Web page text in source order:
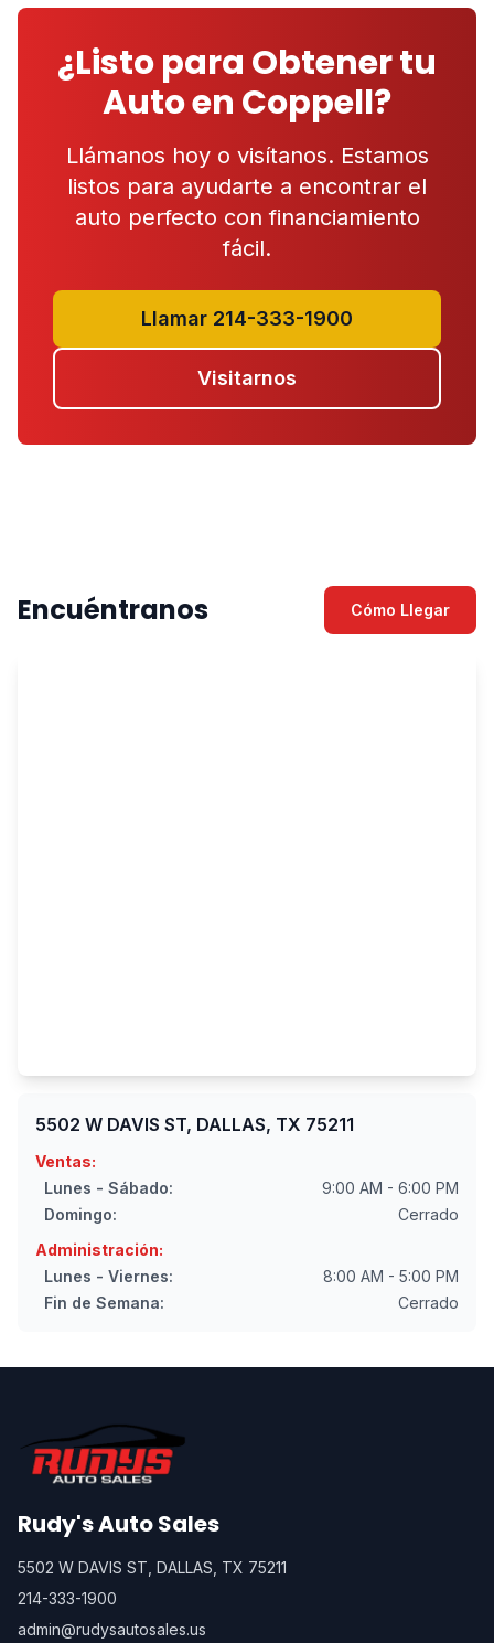
¿Listo para Obtener tu
Auto en Coppell?
Llámanos hoy o visítanos. Estamos
listos para ayudarte a encontrar el
auto perfecto con financiamiento
fácil.
Llamar 214-333-1900
Visitarnos
Encuéntranos Cómo Llegar
5502 W DAVIS ST, DALLAS, TX 75211
Ventas:
Lunes - Sábado:
9:00 AM - 6:00 PM
Domingo:
Cerrado
Administración:
Lunes - Viernes:
8:00 AM - 5:00 PM
Fin de Semana:
Cerrado
Rudy's Auto Sales
5502 W DAVIS ST, DALLAS, TX 75211
214-333-1900
admin@rudysautosales.us